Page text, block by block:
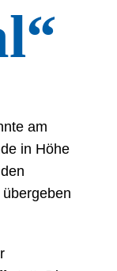
am
in Höhe
übergeben